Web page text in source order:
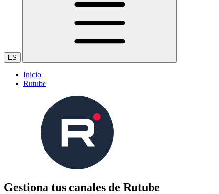
ES
Inicio
Rutube
Gestiona tus canales de Rutube